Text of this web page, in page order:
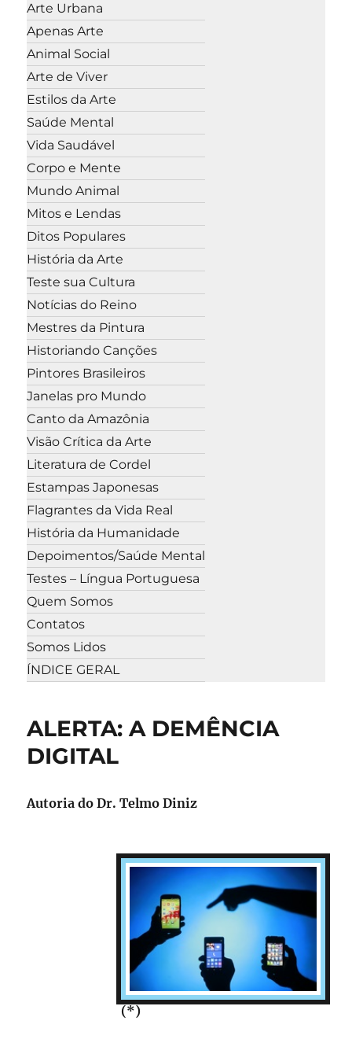
Arte Urbana
Apenas Arte
Animal Social
Arte de Viver
Estilos da Arte
Saúde Mental
Vida Saudável
Corpo e Mente
Mundo Animal
Mitos e Lendas
Ditos Populares
História da Arte
Teste sua Cultura
Notícias do Reino
Mestres da Pintura
Historiando Canções
Pintores Brasileiros
Janelas pro Mundo
Canto da Amazônia
Visão Crítica da Arte
Literatura de Cordel
Estampas Japonesas
Flagrantes da Vida Real
História da Humanidade
Depoimentos/Saúde Mental
Testes – Língua Portuguesa
Quem Somos
Contatos
Somos Lidos
ÍNDICE GERAL
ALERTA: A DEMÊNCIA
DIGITAL
Autoria do Dr. Telmo Diniz
(*)